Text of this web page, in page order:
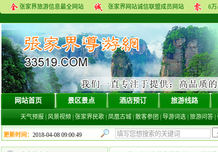
张家界旅游信息最全网站 张家界网站诚信联盟成员网站 6
网站首页 景区景点 酒店预订 旅游线路
天气预报 风景视频 张家界民歌 凤凰古城 散客参团 导游词选 旅游问答
更新时间： 2018-04-08 09:00:49